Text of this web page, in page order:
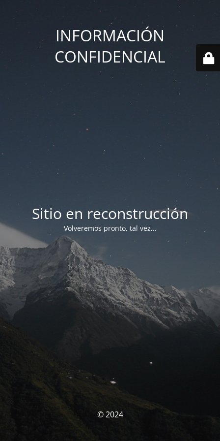
INFORMACIÓN
CONFIDENCIAL
Sitio en reconstrucción
Volveremos pronto, tal vez...
© 2024